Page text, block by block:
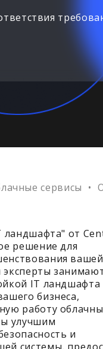
сервисы •
ландшафта" от
решение для
IT ландшафта
бизнеса,
работу
улучшим
и